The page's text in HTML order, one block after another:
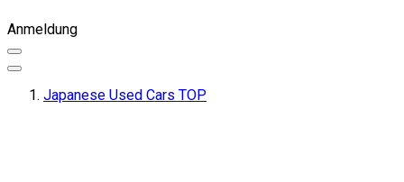
Anmeldung
Japanese Used Cars TOP